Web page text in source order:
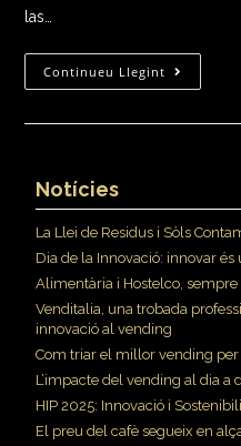
las…
Continueu Llegint
Notícies
La Llei de Residus i Sòls
Dia de la Innovació: innovar
Alimentària i Hostelco, sempre
Venditalia, una trobada
innovació al vending
Com triar el millor vending per
L’impacte del vending al dia a
HIP 2025: Innovació i
El preu del cafè segueix en